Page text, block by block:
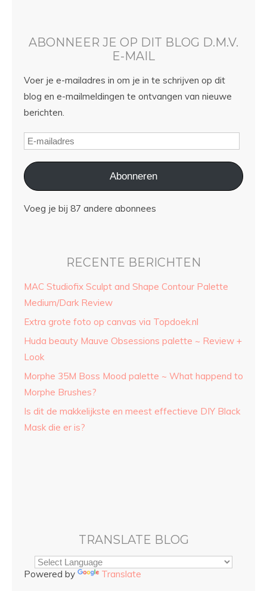
ABONNEER JE OP DIT BLOG D.M.V.
E-MAIL
Voer je e-mailadres in om je in te schrijven op dit
blog en e-mailmeldingen te ontvangen van nieuwe
berichten.
Abonneren
Voeg je bij 87 andere abonnees
RECENTE BERICHTEN
MAC Studiofix Sculpt and Shape Contour Palette
Medium/Dark Review
Extra grote foto op canvas via Topdoek.nl
Huda beauty Mauve Obsessions palette ~ Review +
Look
Morphe 35M Boss Mood palette ~ What happend to
Morphe Brushes?
Is dit de makkelijkste en meest effectieve DIY Black
Mask die er is?
TRANSLATE BLOG
Powered by Translate